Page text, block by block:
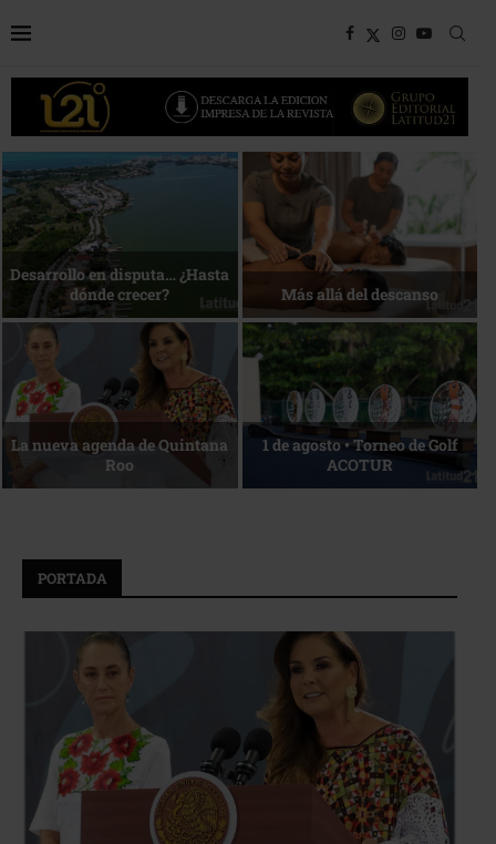
Bottega, un viaje servido a la
mesa
Energía que Impulsa la
competitividad
Reconocimiento de viajeros La esencia del servicio
PORTADA